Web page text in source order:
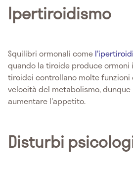
Ipertiroidismo
Squilibri ormonali come
quando la tiroide produce ormoni
tiroidei controllano molte funzioni
velocità del metabolismo,
aumentare l'appetito.
Disturbi